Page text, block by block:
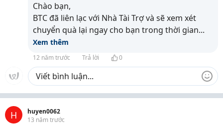
Chào bạn,
BTC đã liên lạc với Nhà Tài Trợ và sẽ xem xét
chuyển quà lại ngay cho bạn trong thời gian...
Xem thêm
12 năm trước Trả lời 0
H
huyen0062
13 năm trước